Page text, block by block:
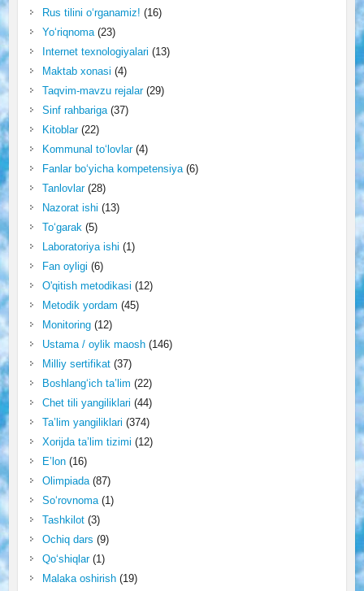
Rus tilini o‘rganamiz! (16)
Yo‘riqnoma(23)
Internet texnologiyalari (13)
Maktab xonasi (4)
Taqvim-mavzu rejalar(29)
Sinf rahbariga(37)
Kitoblar(22)
Kommunal to‘lovlar(4)
Fanlar bo‘yicha kompetensiya(6)
Tanlovlar(28)
Nazorat ishi (13)
To‘garak(5)
Laboratoriya ishi (1)
Fan oyligi (6)
O'qitish metodikasi (12)
Metodik yordam (45)
Monitoring(12)
Ustama / oylik maosh(146)
Milliy sertifikat(37)
Boshlang‘ich ta’lim (22)
Chet tili yangiliklari (44)
Ta’lim yangiliklari (374)
Xorijda ta’lim tizimi (12)
E’lon(16)
Olimpiada(87)
So‘rovnoma(1)
Tashkilot(3)
Ochiq dars (9)
Qo‘shiqlar(1)
Malaka oshirish(19)